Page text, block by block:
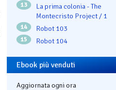
13
La prima colonia - The
Montecristo Project / 1
14 Robot 103
15 Robot 104
Ebook più venduti
Aggiornata ogni ora